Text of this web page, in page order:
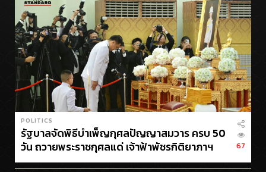
POLITICS
รัฐบาลจัดพิธีบำเพ็ญกุศลปัญญาสมวาร ครบ 50
วัน ถวายพระราชกุศลแด่ เจ้าฟ้าพัชรกิติยาภาฯ
67